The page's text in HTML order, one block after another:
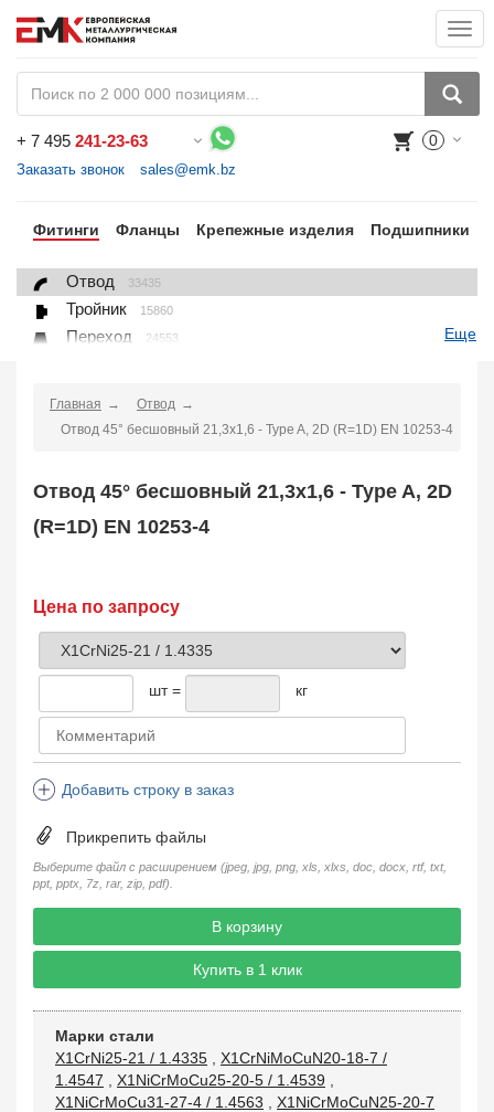
+ 7 495 241-23-63
Заказать звонок sales@emk.bz
0
Фитинги Фланцы Крепежные изделия Подшипники
Отвод 33435
Тройник 15860
Переход 24553
Муфта соединительная 683
Заглушка, крышка
Бобышка 63248
Днище 11832
Втулка для фланца
Заказать в 1 клик
Еще
Главная
Отвод
Отвод 45° бесшовный 21,3х1,6 - Type A, 2D (R=1D) EN 10253-4
Отвод 45° бесшовный 21,3х1,6 - Type A, 2D
(R=1D) EN 10253-4
Цена по запросу
шт = кг
Добавить строку в заказ
Прикрепить файлы
Выберите файл с расширением (jpeg, jpg, png, xls, xlxs, doc, docx, rtf, txt,
ppt, pptx, 7z, rar, zip, pdf).
В корзину
Купить в 1 клик
Марки стали
X1CrNi25-21 / 1.4335
X1CrNiMoCuN20-18-7 /
1.4547
X1NiCrMoCu25-20-5 / 1.4539
X1NiCrMoCu31-27-4 / 1.4563
X1NiCrMoCuN25-20-7